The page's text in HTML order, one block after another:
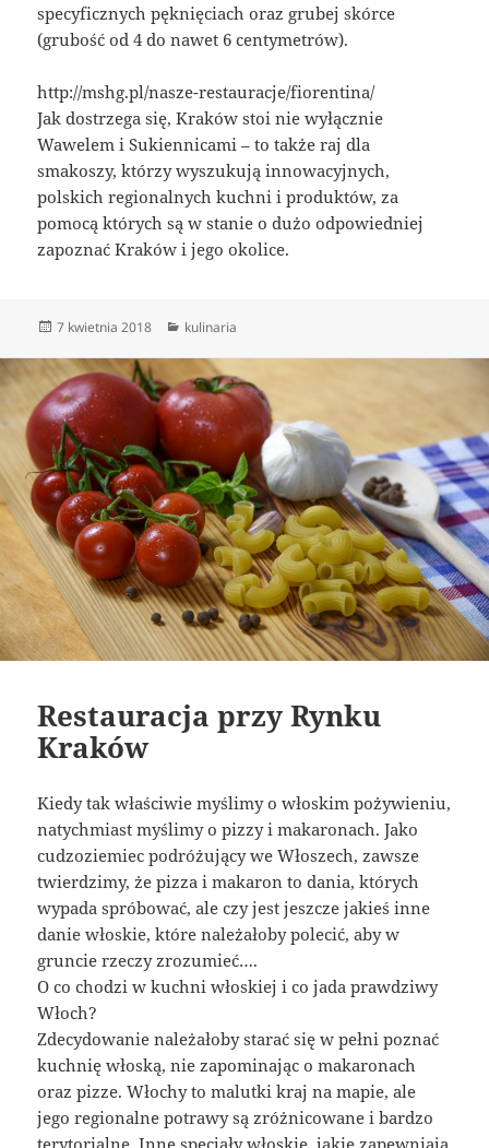
specyficznych pęknięciach oraz grubej skórce
(grubość od 4 do nawet 6 centymetrów).
http://mshg.pl/nasze-restauracje/fiorentina/
Jak dostrzega się, Kraków stoi nie wyłącznie
Wawelem i Sukiennicami – to także raj dla
smakoszy, którzy wyszukują innowacyjnych,
polskich regionalnych kuchni i produktów, za
pomocą których są w stanie o dużo odpowiedniej
zapoznać Kraków i jego okolice.
Data
7 kwietnia 2018 Kategorie
kulinaria
Restauracja przy Rynku
Kraków
Kiedy tak właściwie myślimy o włoskim pożywieniu,
natychmiast myślimy o pizzy i makaronach. Jako
cudzoziemiec podróżujący we Włoszech, zawsze
twierdzimy, że pizza i makaron to dania, których
wypada spróbować, ale czy jest jeszcze jakieś inne
danie włoskie, które należałoby polecić, aby w
gruncie rzeczy zrozumieć….
O co chodzi w kuchni włoskiej i co jada prawdziwy
Włoch?
Zdecydowanie należałoby starać się w pełni poznać
kuchnię włoską, nie zapominając o makaronach
oraz pizze. Włochy to malutki kraj na mapie, ale
jego regionalne potrawy są zróżnicowane i bardzo
terytorialne. Inne specjały włoskie, jakie zapewniają